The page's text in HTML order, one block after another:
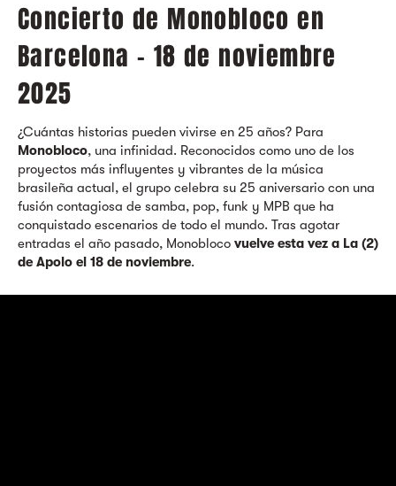
Concierto de Monobloco en
Barcelona - 18 de noviembre
2025
¿Cuántas historias pueden vivirse en 25 años? Para
Monobloco, una infinidad. Reconocidos como uno de los
proyectos más influyentes y vibrantes de la música
brasileña actual, el grupo celebra su 25 aniversario con una
fusión contagiosa de samba, pop, funk y MPB que ha
conquistado escenarios de todo el mundo. Tras agotar
entradas el año pasado, Monobloco vuelve esta vez a La (2)
de Apolo el 18 de noviembre.